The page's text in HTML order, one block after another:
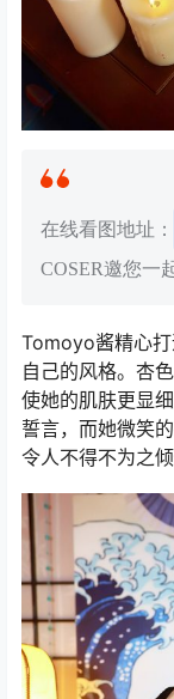
在线看图地址：
COSER邀您一
Tomoyo酱精心
自己的风格。杏
使她的肌肤更显
誓言，而她微笑
令人不得不为之倾